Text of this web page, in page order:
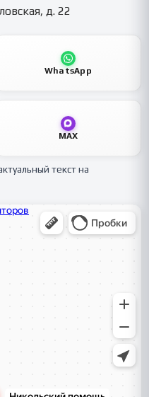
д. 22
WhatsApp
MAX
текст на